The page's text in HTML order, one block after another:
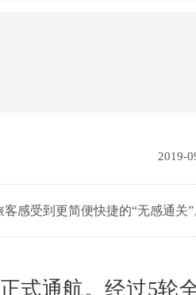
2019-
感受到更简便快捷的“无感通关”
式通航。经过5轮